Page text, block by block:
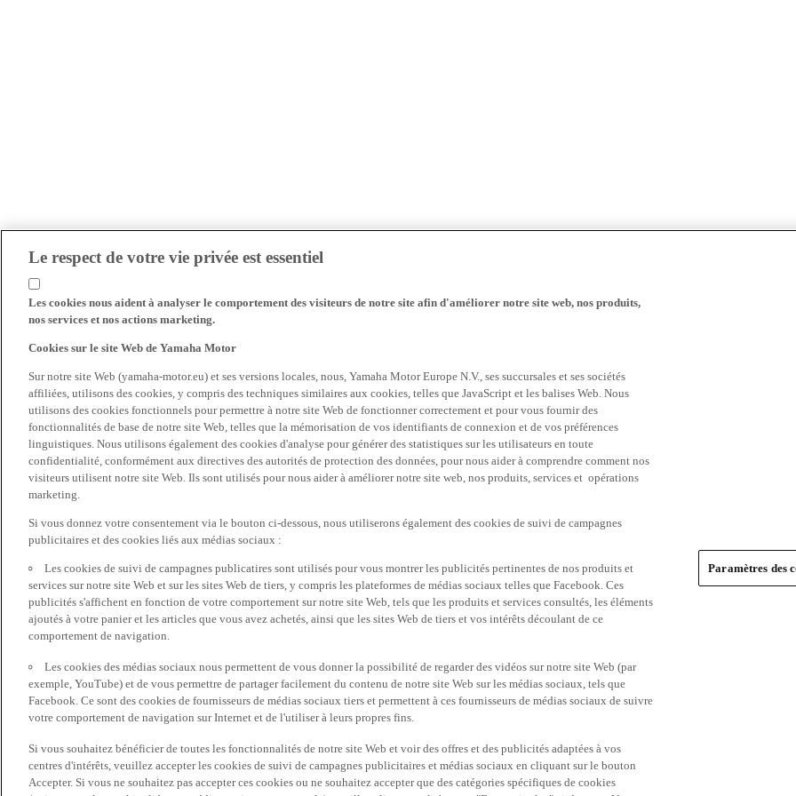
Le respect de votre vie privée est essentiel
Les cookies nous aident à analyser le comportement des visiteurs de notre site afin d'améliorer notre site web, nos produits,
nos services et nos actions marketing.
Cookies sur le site Web de Yamaha Motor
Sur notre site Web (yamaha-motor.eu) et ses versions locales, nous, Yamaha Motor Europe N.V., ses succursales et ses sociétés
affiliées, utilisons des cookies, y compris des techniques similaires aux cookies, telles que JavaScript et les balises Web. Nous
utilisons des cookies fonctionnels pour permettre à notre site Web de fonctionner correctement et pour vous fournir des
fonctionnalités de base de notre site Web, telles que la mémorisation de vos identifiants de connexion et de vos préférences
linguistiques. Nous utilisons également des cookies d'analyse pour générer des statistiques sur les utilisateurs en toute
confidentialité, conformément aux directives des autorités de protection des données, pour nous aider à comprendre comment nos
visiteurs utilisent notre site Web. Ils sont utilisés pour nous aider à améliorer notre site web, nos produits, services et opérations
marketing.
Si vous donnez votre consentement via le bouton ci-dessous, nous utiliserons également des cookies de suivi de campagnes
publicitaires et des cookies liés aux médias sociaux :
Les cookies de suivi de campagnes publicatires sont utilisés pour vous montrer les publicités pertinentes de nos produits et
services sur notre site Web et sur les sites Web de tiers, y compris les plateformes de médias sociaux telles que Facebook. Ces
publicités s'affichent en fonction de votre comportement sur notre site Web, tels que les produits et services consultés, les éléments
ajoutés à votre panier et les articles que vous avez achetés, ainsi que les sites Web de tiers et vos intérêts découlant de ce
comportement de navigation.
Les cookies des médias sociaux nous permettent de vous donner la possibilité de regarder des vidéos sur notre site Web (par
exemple, YouTube) et de vous permettre de partager facilement du contenu de notre site Web sur les médias sociaux, tels que
Facebook. Ce sont des cookies de fournisseurs de médias sociaux tiers et permettent à ces fournisseurs de médias sociaux de suivre
votre comportement de navigation sur Internet et de l'utiliser à leurs propres fins.
Si vous souhaitez bénéficier de toutes les fonctionnalités de notre site Web et voir des offres et des publicités adaptées à vos
centres d'intérêts, veuillez accepter les cookies de suivi de campagnes publicitaires et médias sociaux en cliquant sur le bouton
Accepter. Si vous ne souhaitez pas accepter ces cookies ou ne souhaitez accepter que des catégories spécifiques de cookies
Paramètres des